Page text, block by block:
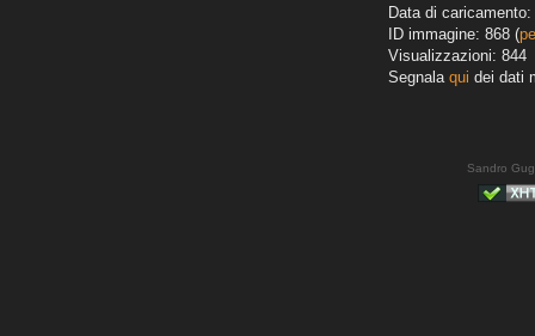
Data di caricamento:
ID immagine: 868 (
Visualizzazioni: 844
Segnala qui dei dati
Sandro